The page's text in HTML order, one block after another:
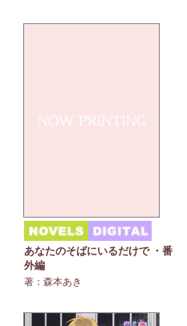
あなたのそばにいるだけで ・番
外編
著：森本あき